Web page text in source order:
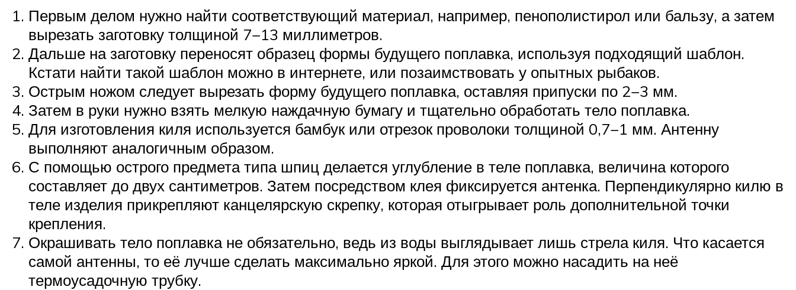
Первым делом нужно найти соответствующий материал, например, пенополистирол или бальзу, а затем
вырезать заготовку толщиной 7−13 миллиметров.
Дальше на заготовку переносят образец формы будущего поплавка, используя подходящий шаблон.
Кстати найти такой шаблон можно в интернете, или позаимствовать у опытных рыбаков.
Острым ножом следует вырезать форму будущего поплавка, оставляя припуски по 2−3 мм.
Затем в руки нужно взять мелкую наждачную бумагу и тщательно обработать тело поплавка.
Для изготовления киля используется бамбук или отрезок проволоки толщиной 0,7−1 мм. Антенну
выполняют аналогичным образом.
С помощью острого предмета типа шпиц делается углубление в теле поплавка, величина которого
составляет до двух сантиметров. Затем посредством клея фиксируется антенка. Перпендикулярно килю в
теле изделия прикрепляют канцелярскую скрепку, которая отыгрывает роль дополнительной точки
крепления.
Окрашивать тело поплавка не обязательно, ведь из воды выглядывает лишь стрела киля. Что касается
самой антенны, то её лучше сделать максимально яркой. Для этого можно насадить на неё
термоусадочную трубку.